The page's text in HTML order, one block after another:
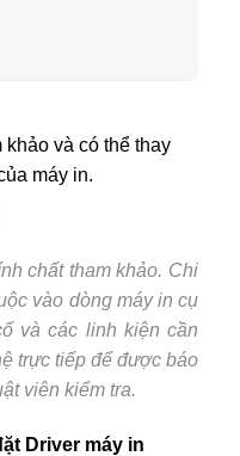
khảo và có thể thay
máy in.
chất tham khảo. Chi
vào dòng máy in cụ
và các linh kiện cần
trực tiếp để được báo
viên kiểm tra.
Driver máy in